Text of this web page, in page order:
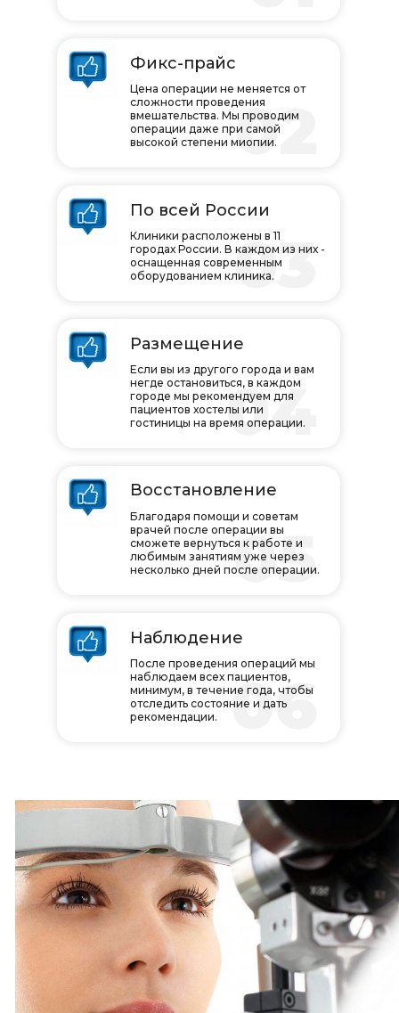
02
03
04
05
06
Фикс-прайс
По всей России
Размещение
Восстановление
Наблюдение
Цена операции не меняется от
сложности проведения
вмешательства. Мы проводим
операции даже при самой
высокой степени миопии.
Клиники расположены в 11
городах России. В каждом из них -
оснащенная современным
оборудованием клиника.
Если вы из другого города и вам
негде остановиться, в каждом
городе мы рекомендуем для
пациентов хостелы или
гостиницы на время операции.
Благодаря помощи и советам
врачей после операции вы
сможете вернуться к работе и
любимым занятиям уже через
несколько дней после операции.
После проведения операций мы
наблюдаем всех пациентов,
минимум, в течение года, чтобы
отследить состояние и дать
рекомендации.